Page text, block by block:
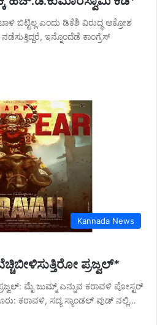
ಎಂದು ಡಿಕೆಶಿ ವಿರುದ್ಧ ಆಕ್ರೋಶ
ಇನ್ನೊಂದೆಡೆ ಕಾಂಗ್ರೆಸ್
Kannada News
ಪ್ರಜ್ವಲ್*
ಮೈ ಜುಮ್ಮ್ ಎನ್ನುವ ಕರಾವಳಿ ಪೋಸ್ಟರ್
ಕರಾವಳಿ, ಸದ್ಯ ಸ್ಯಾಂಡಲ್ ವುಡ್ ನಲ್ಲಿ…